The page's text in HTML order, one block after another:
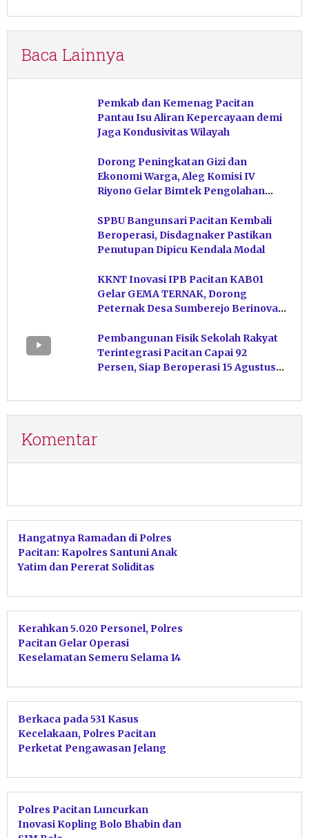
Baca Lainnya
Pemkab dan Kemenag Pacitan
Pantau Isu Aliran Kepercayaan demi
Jaga Kondusivitas Wilayah
Dorong Peningkatan Gizi dan
Ekonomi Warga, Aleg Komisi IV
Riyono Gelar Bimtek Pengolahan
SPBU Bangunsari Pacitan Kembali
Beroperasi, Disdagnaker Pastikan
Penutupan Dipicu Kendala Modal
KKNT Inovasi IPB Pacitan KAB01
Gelar GEMA TERNAK, Dorong
Peternak Desa Sumberejo Berinovasi
Pembangunan Fisik Sekolah Rakyat
Terintegrasi Pacitan Capai 92
Persen, Siap Beroperasi 15 Agustus
Komentar
Hangatnya Ramadan di Polres
Pacitan: Kapolres Santuni Anak
Yatim dan Pererat Soliditas
Kerahkan 5.020 Personel, Polres
Pacitan Gelar Operasi
Keselamatan Semeru Selama 14
Berkaca pada 531 Kasus
Kecelakaan, Polres Pacitan
Perketat Pengawasan Jelang
Polres Pacitan Luncurkan
Inovasi Kopling Bolo Bhabin dan